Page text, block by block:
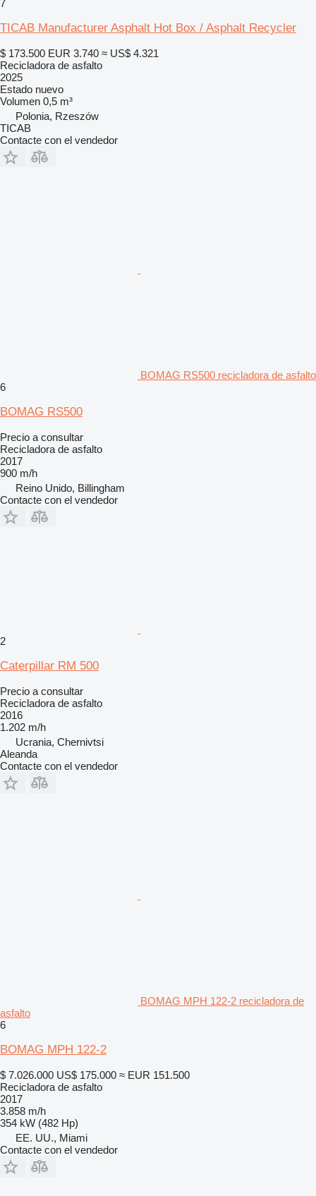
7
TICAB Manufacturer Asphalt Hot Box / Asphalt Recycler
$ 173.500 EUR 3.740 ≈ US$ 4.321
Recicladora de asfalto
2025
Estado nuevo
Volumen 0,5 m³
Polonia, Rzeszów
TICAB
Contacte con el vendedor
BOMAG RS500 recicladora de asfalto
6
BOMAG RS500
Precio a consultar
Recicladora de asfalto
2017
900 m/h
Reino Unido, Billingham
Contacte con el vendedor
2
Caterpillar RM 500
Precio a consultar
Recicladora de asfalto
2016
1.202 m/h
Ucrania, Chernivtsi
Aleanda
Contacte con el vendedor
BOMAG MPH 122-2 recicladora de
asfalto
6
BOMAG MPH 122-2
$ 7.026.000 US$ 175.000 ≈ EUR 151.500
Recicladora de asfalto
2017
3.858 m/h
354 kW (482 Hp)
EE. UU., Miami
Contacte con el vendedor